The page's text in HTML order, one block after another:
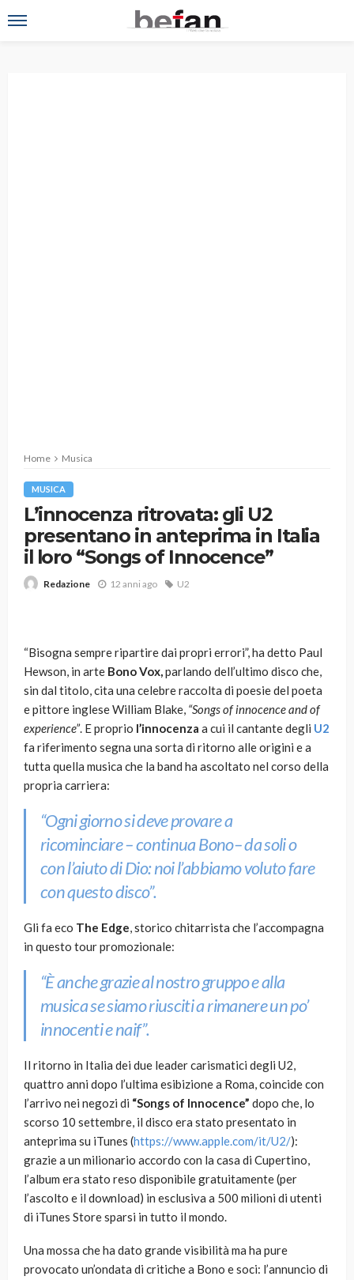
Home Musica
MUSICA
L’innocenza ritrovata: gli U2
presentano in anteprima in Italia
il loro “Songs of Innocence”
Redazione 12 anni ago U2
“Bisogna sempre ripartire dai propri errori”, ha detto Paul
Hewson, in arte Bono Vox,parlando dell’ultimo disco che,
sin dal titolo, cita una celebre raccolta di poesie del poeta
e pittore inglese William Blake, “Songs of innocence and of
experience”. E proprio l’innocenza a cui il cantante degli U2
fa riferimento segna una sorta di ritorno alle origini e a
tutta quella musica che la band ha ascoltato nel corso della
propria carriera:
“Ogni giorno si deve provare a
ricominciare –continua Bono– da soli o
con l’aiuto di Dio: noi l’abbiamo voluto fare
con questo disco”.
Gli fa eco The Edge, storico chitarrista che l’accompagna
in questo tour promozionale:
“È anche grazie al nostro gruppo e alla
musica se siamo riusciti a rimanere un po’
innocenti e naif”.
Il ritorno in Italia dei due leader carismatici degli U2,
quattro anni dopo l’ultima esibizione a Roma, coincide con
l’arrivo nei negozi di “Songs of Innocence” dopo che, lo
scorso 10 settembre, il disco era stato presentato in
anteprima su iTunes (https://www.apple.com/it/U2/):
grazie a un milionario accordo con la casa di Cupertino,
l’album era stato reso disponibile gratuitamente (per
l’ascolto e il download) in esclusiva a 500 milioni di utenti
di iTunes Store sparsi in tutto il mondo.
Una mossa che ha dato grande visibilità ma ha pure
provocato un’ondata di critiche a Bono e soci: l’annuncio di